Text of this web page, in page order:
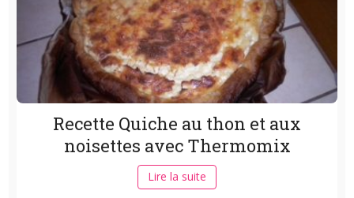
Recette Quiche au thon et aux
noisettes avec Thermomix
Lire la suite